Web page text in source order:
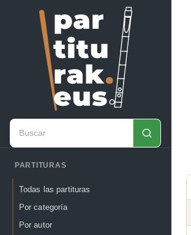
PARTITURAS
Todas las partituras
Por categoría
Por autor